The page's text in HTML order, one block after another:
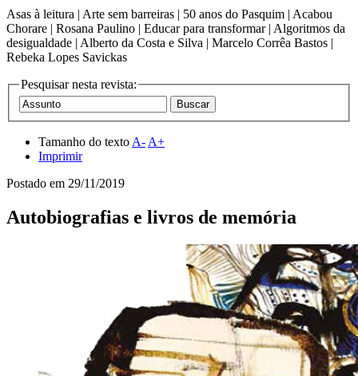
Asas à leitura | Arte sem barreiras | 50 anos do Pasquim | Acabou
Chorare | Rosana Paulino | Educar para transformar | Algoritmos da
desigualdade | Alberto da Costa e Silva | Marcelo Corrêa Bastos |
Rebeka Lopes Savickas
Pesquisar nesta revista:
Tamanho do texto A- A+
Imprimir
Postado em 29/11/2019
Autobiografias e livros de memória